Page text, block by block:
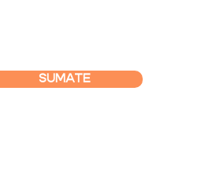
SUMATE